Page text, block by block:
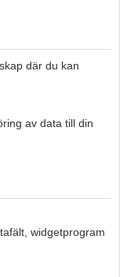
där du kan
av data till din
widgetprogram